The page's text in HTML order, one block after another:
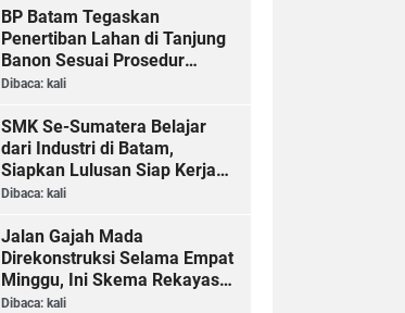
BP Batam Tegaskan
Penertiban Lahan di Tanjung
Banon Sesuai Prosedur
Hukum
Dibaca: kali
SMK Se-Sumatera Belajar
dari Industri di Batam,
Siapkan Lulusan Siap Kerja
Era Digital
Dibaca: kali
Jalan Gajah Mada
Direkonstruksi Selama Empat
Minggu, Ini Skema Rekayasa
Lalu Lintasnya
Dibaca: kali